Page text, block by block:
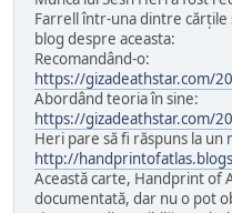
Farrell într-una dintre cărțile
blog despre aceasta:
Recomandând-o:
https://gizadeathstar.com/
Abordând teoria în sine:
https://gizadeathstar.com/
Heri pare să fi răspuns la un
http://
Această carte, Handprint of
documentată, dar nu o pot